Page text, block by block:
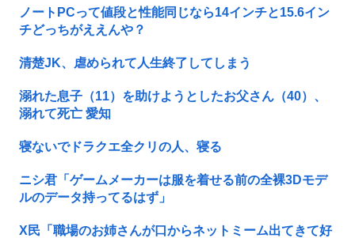
ノートPCって値段と性能同じなら14インチと15.6イン
チどっちがええんや？
清楚JK、虐められて人生終了してしまう
溺れた息子（11）を助けようとしたお父さん（40）、
溺れて死亡 愛知
寝ないでドラクエ全クリの人、寝る
ニシ君「ゲームメーカーは服を着せる前の全裸3Dモデ
ルのデータ持ってるはず」
X民「職場のお姉さんが口からネットミーム出てきて好